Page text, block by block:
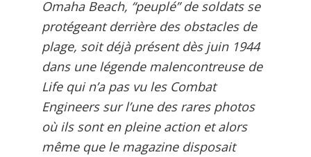
Omaha Beach, “peuplé” de soldats se
protégeant derrière des obstacles de
plage, soit déjà présent dès juin 1944
dans une légende malencontreuse de
Life qui n’a pas vu les Combat
Engineers sur l’une des rares photos
où ils sont en pleine action et alors
même que le magazine disposait